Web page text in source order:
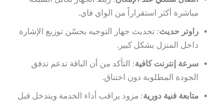
مباشرة أكثر استقراراً من الواي فاي.
راوتر حديث: تحديث جهاز التوجيه يحسّن توزيع الإشارة
داخل المنزل بشكل كبير.
سرعة إنترنت كافية: التأكد من أن الباقة تدعم تدفق
الجودة المطلوبة دون اختناق.
متابعة فنية دورية: مزود يراقب أداء الخدمة ويتدخل قبل